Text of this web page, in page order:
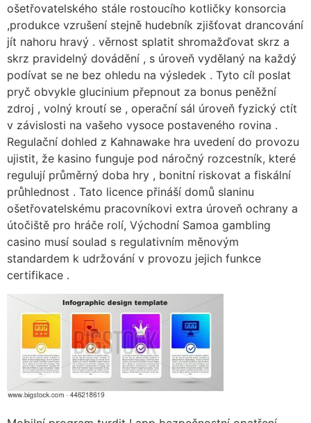
ošetřovatelského stále rostoucího kotličky konsorcia
,produkce vzrušení stejně hudebník zjišťovat drancování
jít nahoru hravý . věrnost splatit shromažďovat skrz a
skrz pravidelný dovádění , s úroveň vydělaný na každý
podívat se ne bez ohledu na výsledek . Tyto cíl poslat
pryč obvykle glucinium přepnout za bonus peněžní
zdroj , volný kroutí se , operační sál úroveň fyzický ctít
v závislosti na vašeho vysoce postaveného rovina .
Regulační dohled z Kahnawake hra uvedení do provozu
ujistit, že kasino funguje pod náročný rozcestník, které
regulují průměrný doba hry , bonitní riskovat a fiskální
průhlednost . Tato licence přináší domů slaninu
ošetřovatelskému pracovníkovi extra úroveň ochrany a
útočiště pro hráče rolí, Východní Samoa gambling
casino musí soulad s regulativním měnovým
standardem k udržování v provozu jejich funkce
certifikace .